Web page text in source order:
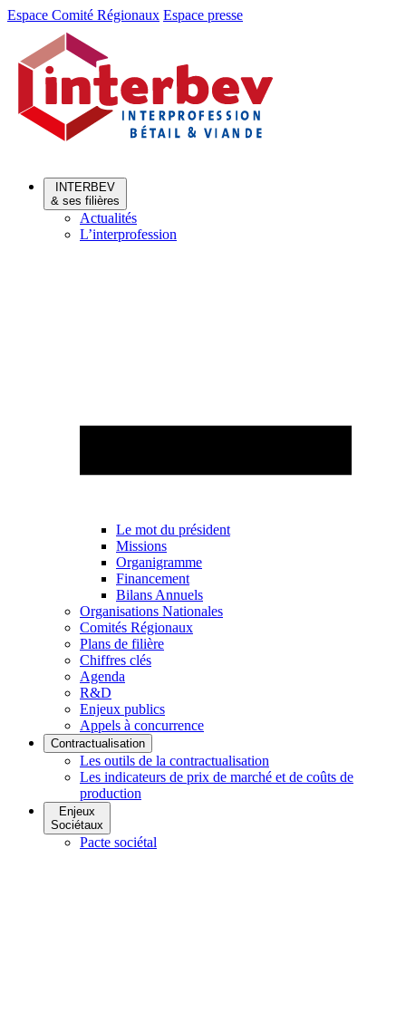
Aller
Aller
contenu
Espace Comité Régionaux Espace presse
INTERBEV
& ses filières
Actualités
L’interprofession
Le mot du président
Missions
Organigramme
Financement
Bilans Annuels
Organisations Nationales
Comités Régionaux
Plans de filière
Chiffres clés
Agenda
R&D
Enjeux publics
Appels à concurrence
Contractualisation
Les outils de la contractualisation
Les indicateurs de prix de marché et de coûts de
production
Enjeux
Sociétaux
Pacte sociétal